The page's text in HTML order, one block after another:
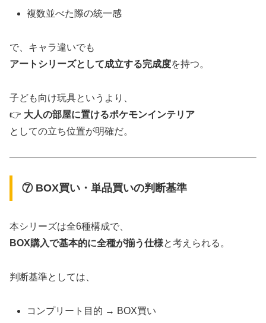
複数並べた際の統一感
で、キャラ違いでも
アートシリーズとして成立する完成度を持つ。
子ども向け玩具というより、
👉 大人の部屋に置けるポケモンインテリア
としての立ち位置が明確だ。
⑦ BOX買い・単品買いの判断基準
本シリーズは全6種構成で、
BOX購入で基本的に全種が揃う仕様と考えられる。
判断基準としては、
コンプリート目的 → BOX買い